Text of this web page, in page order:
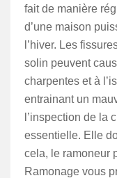
fait de manière
d’une maison
l’hiver. Les
solin peuvent
charpentes et à
entrainant un
l’inspection de la
essentielle. Elle
cela, le ramoneur
Ramonage vous